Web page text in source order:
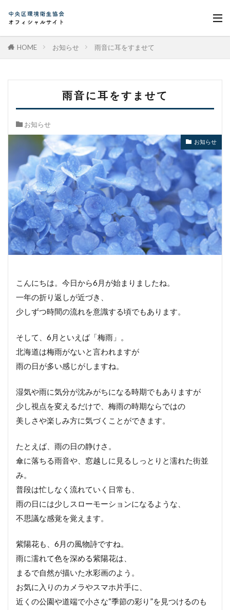
HOME お知らせ 雨音に耳をすませて
雨音に耳をすませて
お知らせ
お知らせ
こんにちは。今日から6月が始まりましたね。
一年の折り返しが近づき、
少しずつ時間の流れを意識する頃でもあります。
そして、6月といえば「梅雨」。
北海道は梅雨がないと言われますが
雨の日が多い感じがしますね。
湿気や雨に気分が沈みがちになる時期でもありますが
少し視点を変えるだけで、梅雨の時期ならではの
美しさや楽しみ方に気づくことができます。
たとえば、雨の日の静けさ。
傘に落ちる雨音や、窓越しに見るしっとりと濡れた街並
み。
普段は忙しなく流れていく日常も、
雨の日には少しスローモーションになるような、
不思議な感覚を覚えます。
紫陽花も、6月の風物詩ですね。
雨に濡れて色を深める紫陽花は、
まるで自然が描いた水彩画のよう。
お気に入りのカメラやスマホ片手に、
近くの公園や道端で小さな“季節の彩り”を見つけるのも